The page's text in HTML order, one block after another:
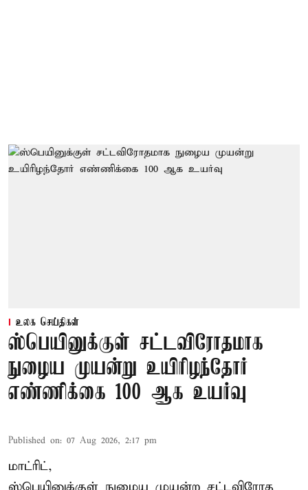
உலக செய்திகள்
ஸ்பெயினுக்குள் சட்டவிரோதமாக
நுழைய முயன்று உயிரிழந்தோர்
எண்ணிக்கை 100 ஆக உயர்வு
Published on: 07 Aug 2026, 2:17 pm
மாட்ரிட்,